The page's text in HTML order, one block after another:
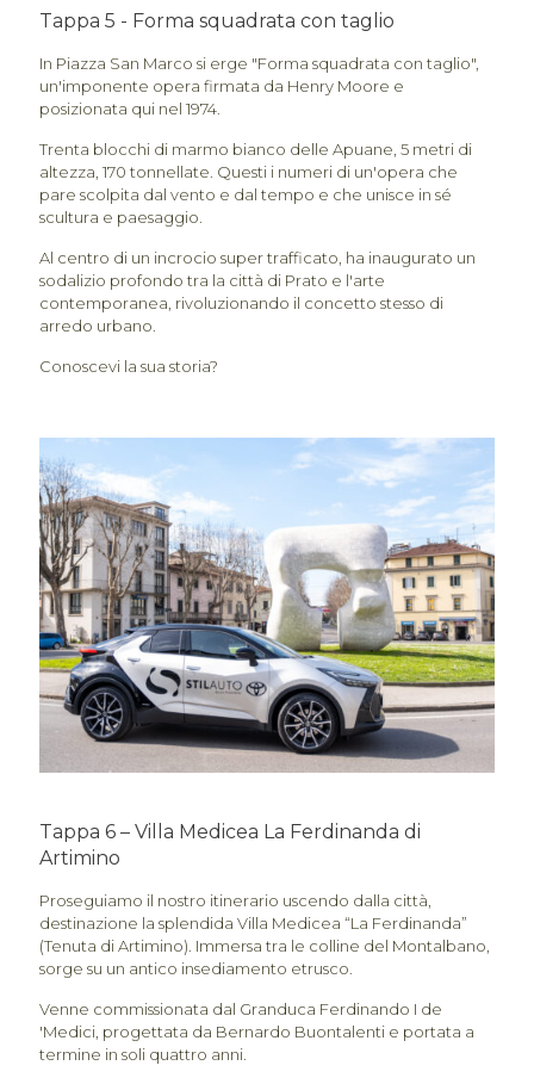
Tappa 5 - Forma squadrata con taglio
In Piazza San Marco si erge "Forma squadrata con taglio",
un'imponente opera firmata da Henry Moore e
posizionata qui nel 1974.
Trenta blocchi di marmo bianco delle Apuane, 5 metri di
altezza, 170 tonnellate. Questi i numeri di un'opera che
pare scolpita dal vento e dal tempo e che unisce in sé
scultura e paesaggio.
Al centro di un incrocio super trafficato, ha inaugurato un
sodalizio profondo tra la città di Prato e l'arte
contemporanea, rivoluzionando il concetto stesso di
arredo urbano.
Conoscevi la sua storia?
Tappa 6 – Villa Medicea La Ferdinanda di
Artimino
Proseguiamo il nostro itinerario uscendo dalla città,
destinazione la splendida Villa Medicea “La Ferdinanda”
(Tenuta di Artimino). Immersa tra le colline del Montalbano,
sorge su un antico insediamento etrusco.
Venne commissionata dal Granduca Ferdinando I de
'Medici, progettata da Bernardo Buontalenti e portata a
termine in soli quattro anni.